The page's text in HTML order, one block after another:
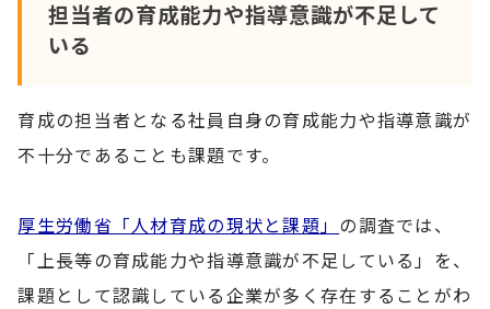
担当者の育成能力や指導意識が不足して
いる
育成の担当者となる社員自身の育成能力や指導意識が
不十分であることも課題です。
厚生労働省「人材育成の現状と課題」 の調査では、
「上長等の育成能力や指導意識が不足している」を、
課題として認識している企業が多く存在することがわ